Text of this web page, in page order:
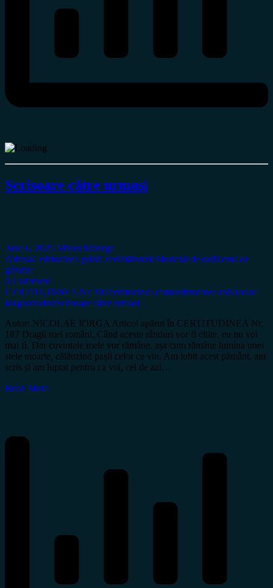
Scrisoare către urmași
June 6, 2025 Miron Manega
ArhivaCertitudinea printCredințăIstorieModelul de țarăTema de
gândire
0 Comment
CERTITUDINEA Nr. 187certitudinea.comcertitudinea.roNicolae
IorgaortodoxScrisoare către urmași
Autor: NICOLAE IORGA Articol apărut în CERTITUDINEA Nr.
187 Dragii mei români, Când aceste rânduri vor fi citite, eu nu voi
mai fi. Dar cuvintele mele vor rămâne, așa cum rămâne lumina unei
stele moarte, călăuzind pașii celor ce vin. Am iubit acest pământ, am
scris și am luptat pentru ca voi, cei de azi…
Read More